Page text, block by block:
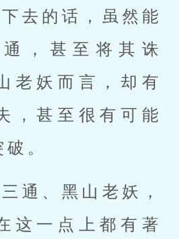
去的话，虽然能
，甚至将其诛
老妖而言，却有
，甚至很有可能
。
通、黑山老妖，
这一点上都有著